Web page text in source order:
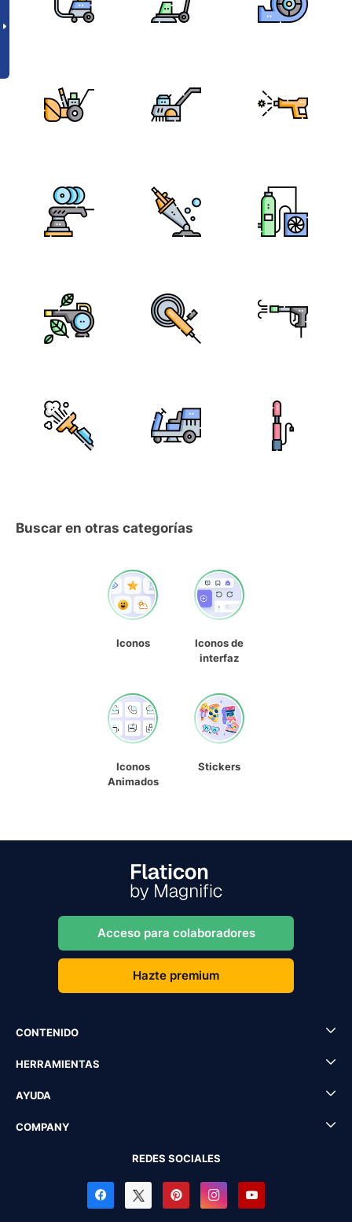
Buscar en otras categorías
Iconos
Iconos de
interfaz
Iconos
Animados
Stickers
Acceso para colaboradores
Hazte premium
CONTENIDO
HERRAMIENTAS
AYUDA
COMPANY
REDES SOCIALES